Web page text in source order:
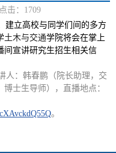
击： 1709
立高校与同学们间的多方
土木与交通学院将会在掌上
间宣讲研究生招生相关信
人：韩春鹏（院长助理，交
士生导师），
直播地点：
。